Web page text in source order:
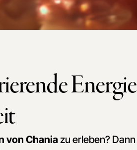
Energie
von Chaniazu erleben? Dann